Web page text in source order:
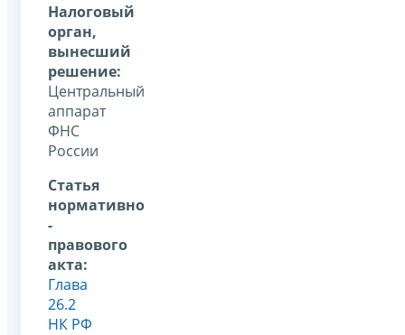
Налоговый
орган,
вынесший
решение:
Центральный
аппарат
ФНС
России
Статья
нормативно
-
правового
акта:
Глава
26.2
НК РФ